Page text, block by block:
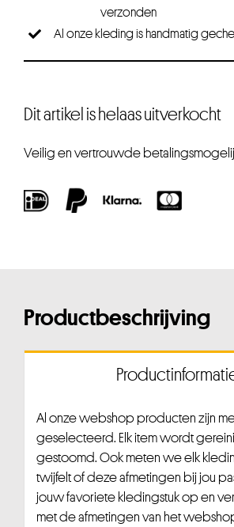
verzonden
Al onze kleding is handmatig
Dit artikel is helaas uitverkocht
Veilig en vertrouwde
Productbeschrijving
Al onze webshop producten zijn
geselecteerd. Elk item wordt
gestoomd. Ook meten we elk
twijfelt of deze afmetingen bij jou
jouw favoriete kledingstuk op en
met de afmetingen van het